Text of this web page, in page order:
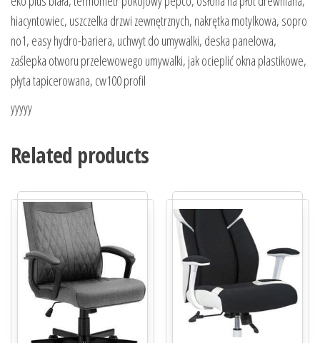
hiacyntowiec, uszczelka drzwi zewnętrznych, nakrętka motylkowa, sopro
no1, easy hydro-bariera, uchwyt do umywalki, deska panelowa,
zaślepka otworu przelewowego umywalki, jak ocieplić okna plastikowe,
płyta tapicerowana, cw100 profil
yyyyy
Related products